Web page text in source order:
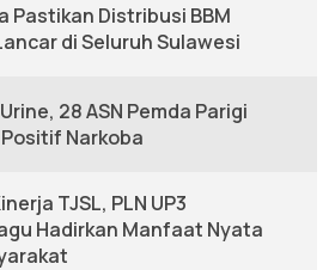
Pastikan Distribusi BBM
di Seluruh Sulawesi
28 ASN Pemda Parigi
Narkoba
TJSL, PLN UP3
Hadirkan Manfaat Nyata